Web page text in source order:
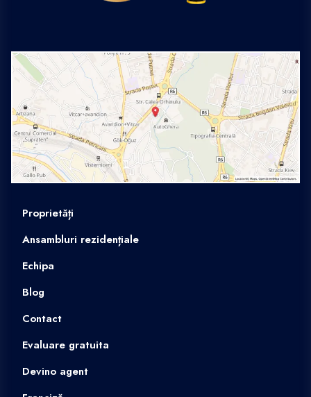
Proprietăți
Ansambluri rezidențiale
Echipa
Blog
Contact
Evaluare gratuita
Devino agent